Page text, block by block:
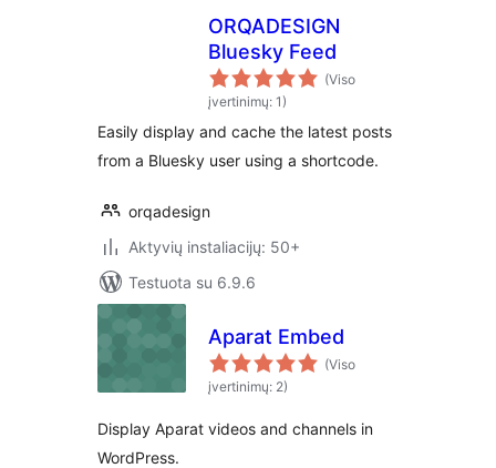
ORQADESIGN
Bluesky Feed
(Viso
įvertinimų: 1)
Easily display and cache the latest posts
from a Bluesky user using a shortcode.
orqadesign
Aktyvių instaliacijų: 50+
Testuota su 6.9.6
Aparat Embed
(Viso
įvertinimų: 2)
Display Aparat videos and channels in
WordPress.